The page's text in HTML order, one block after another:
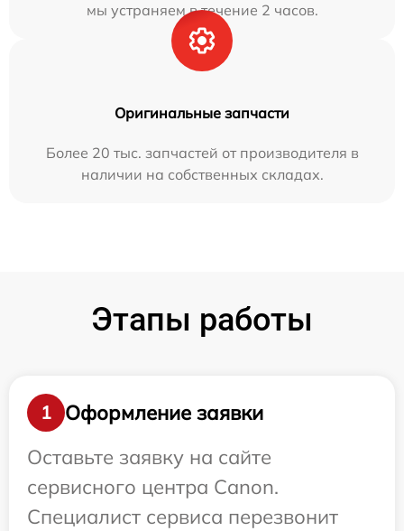
мы устраняем в течение 2 часов.
Оригинальные запчасти
Более 20 тыс. запчастей от производителя в
наличии на собственных складах.
Этапы работы
1
Оформление заявки
Оставьте заявку на сайте
сервисного центра Canon.
Специалист сервиса перезвонит